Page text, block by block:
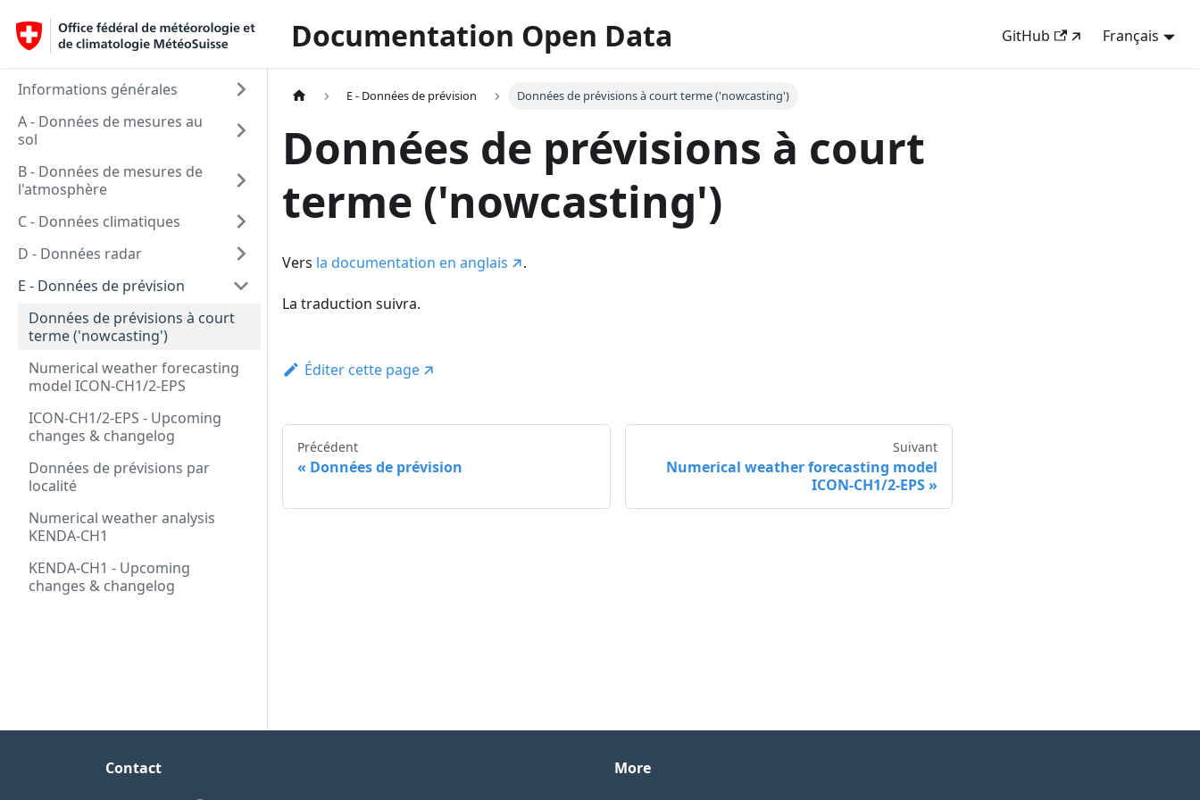
Documentation Open Data GitHub Français
Informations générales
A - Données de mesures au
sol
B - Données de mesures de
l'atmosphère
C - Données climatiques
D - Données radar
E - Données de prévision
Données de prévisions à court
terme ('nowcasting')
Numerical weather forecasting
model ICON-CH1/2-EPS
ICON-CH1/2-EPS - Upcoming
changes & changelog
Données de prévisions par
localité
Numerical weather analysis
KENDA-CH1
KENDA-CH1 - Upcoming
changes & changelog
E - Données de prévision Données de prévisions à court terme ('nowcasting')
Données de prévisions à court
terme ('nowcasting')
Vers la documentation en anglais .
La traduction suivra.
Éditer cette page
Précédent
Données de prévision
Suivant
Numerical weather forecasting model
ICON-CH1/2-EPS
Contact
More